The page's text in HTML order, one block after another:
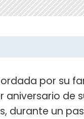
por su
aniversario de
durante un